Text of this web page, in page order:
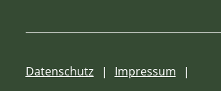
Datenschutz
Impressum